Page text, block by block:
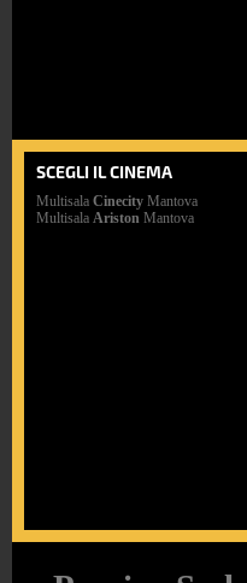
SCEGLI IL CINEMA
Multisala Cinecity Mantova
Multisala Ariston Mantova